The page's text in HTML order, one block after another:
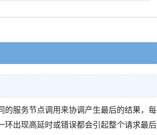
的服务节点调用来协调产生最后的结果，每
环出现高延时或错误都会引起整个请求最后